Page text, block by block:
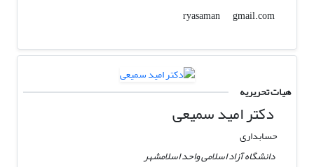
ryasaman
gmail.com
هیات تحریریه
دکتر امید سمیعی
حسابداری
دانشگاه آزاد اسلامی واحد اسلامشهر